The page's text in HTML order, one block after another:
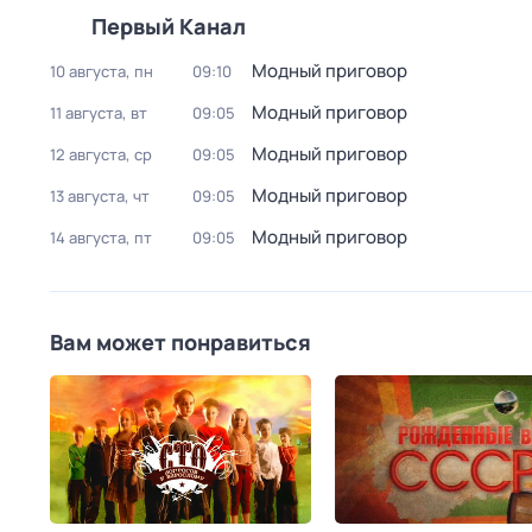
Первый Канал
10 августа, пн 09:10 Модный приговор
11 августа, вт 09:05 Модный приговор
12 августа, ср 09:05 Модный приговор
13 августа, чт 09:05 Модный приговор
14 августа, пт 09:05 Модный приговор
Вам может понравиться